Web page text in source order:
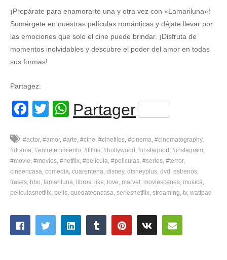
¡Prepárate para enamorarte una y otra vez con «Lamariluna»!
Sumérgete en nuestras películas románticas y déjate llevar por
las emociones que solo el cine puede brindar. ¡Disfruta de
momentos inolvidables y descubre el poder del amor en todas
sus formas!
Partagez:
Facebook
TwitterWhatsApp
Partager
#actor #amor #arte #cine #cinefilos #cinema #cinematography
#drama #entretenimiento #films #hollywood #instagood #instagram
#movie #movies #netflix #pelicula #peliculas #series #terror
cineencasa comedia cuarentena disney disneyplus dvd estrenos
frases hbo lamariluna libros like love marvel moviescenes musica
peliculasnetflix pelis quedateencasa seriesnetflix streaming tv wattpad